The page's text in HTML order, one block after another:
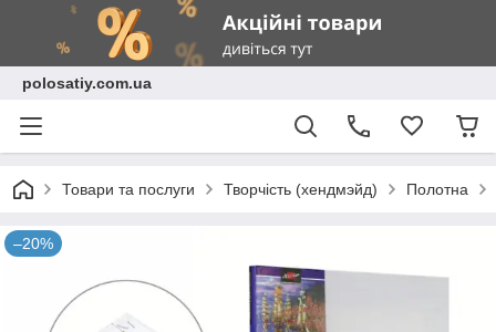
polosatiy.com.ua
Товари та послуги Творчість (хендмэйд) Полотна
–20%